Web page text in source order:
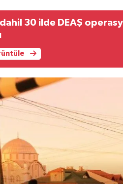
dahil 30 ilde DEAŞ